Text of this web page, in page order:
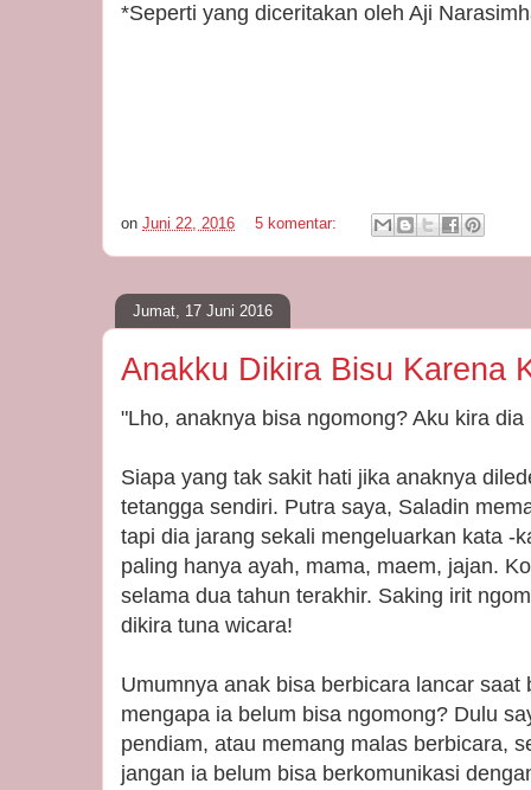
*Seperti yang diceritakan oleh Aji
on Juni 22, 2016 5 komentar:
Jumat, 17 Juni 2016
Anakku Dikira Bisu Karena
"Lho, anaknya bisa ngomong? Aku kira dia
Siapa yang tak sakit hati jika anaknya
tetangga sendiri. Putra saya, Saladin
tapi dia jarang sekali mengeluarkan kata -
paling hanya ayah, mama, maem, jajan.
selama dua tahun terakhir. Saking irit
dikira tuna wicara!
Umumnya anak bisa berbicara lancar saat
mengapa ia belum bisa ngomong? Dulu
pendiam, atau memang malas berbicara,
jangan ia belum bisa berkomunikasi